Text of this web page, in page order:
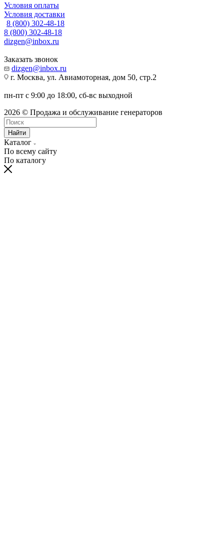
Условия оплаты
Условия доставки
8 (800) 302-48-18
8 (800) 302-48-18
dizgen@inbox.ru
Заказать звонок
dizgen@inbox.ru
г. Москва, ул. Авиамоторная, дом 50, стр.2
пн-пт с 9:00 до 18:00, сб-вс выходной
2026 © Продажа и обслуживание генераторов
Найти
Каталог
По всему сайту
По каталогу